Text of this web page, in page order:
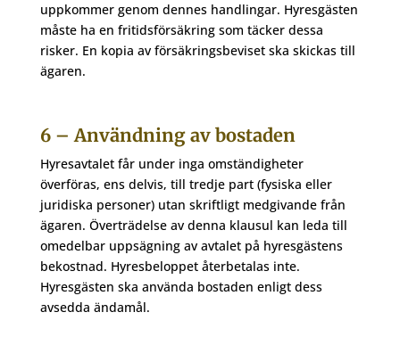
uppkommer genom dennes handlingar. Hyresgästen
måste ha en fritidsförsäkring som täcker dessa
risker. En kopia av försäkringsbeviset ska skickas till
ägaren.
6 – Användning av bostaden
Hyresavtalet får under inga omständigheter
överföras, ens delvis, till tredje part (fysiska eller
juridiska personer) utan skriftligt medgivande från
ägaren. Överträdelse av denna klausul kan leda till
omedelbar uppsägning av avtalet på hyresgästens
bekostnad. Hyresbeloppet återbetalas inte.
Hyresgästen ska använda bostaden enligt dess
avsedda ändamål.